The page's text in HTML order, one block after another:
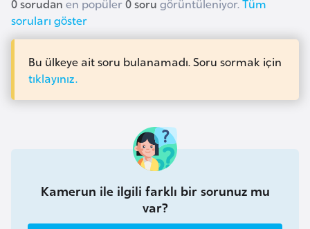
0 sorudan en popüler0 soru görüntüleniyor.Tüm
soruları göster
Bu ülkeye ait soru bulanamadı. Soru sormak için
tıklayınız.
Kamerun ile ilgili farklı bir sorunuz mu
var?
a
t
K
o